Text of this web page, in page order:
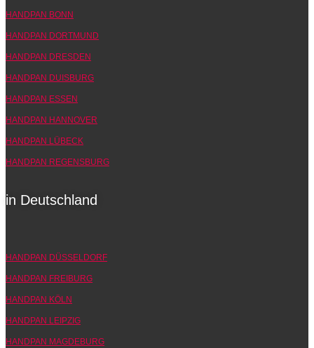
HANDPAN BONN
HANDPAN DORTMUND
HANDPAN DRESDEN
HANDPAN DUISBURG
HANDPAN ESSEN
HANDPAN HANNOVER
HANDPAN LÜBECK
HANDPAN REGENSBURG
in Deutschland
HANDPAN DÜSSELDORF
HANDPAN FREIBURG
HANDPAN KÖLN
HANDPAN LEIPZIG
HANDPAN MAGDEBURG